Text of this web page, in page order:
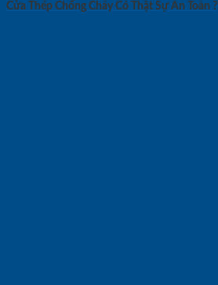
Cửa Thép Chống Cháy Có Thật Sự An Toàn ?